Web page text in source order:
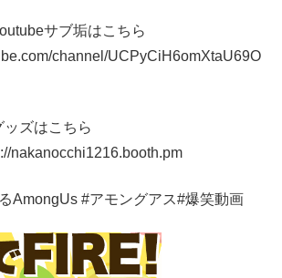
サブ垢はこちら
channel/UCPyCiH6omXtaU69O
ズはこちら
nakanocchi1216.booth.pm
AmongUs #アモングアス#爆笑動画